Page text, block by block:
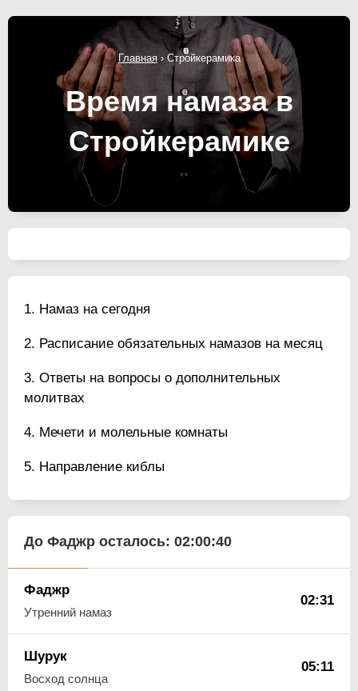
Главная› Стройкерамика
Время намаза в
Стройкерамике
Намаз на сегодня
Расписание обязательных намазов на месяц
Ответы на вопросы о дополнительных
молитвах
Мечети и молельные комнаты
Направление киблы
До Фаджр осталось: 02:00:39
Фаджр
Утренний намаз
02:31
Шурук
Восход солнца
05:11